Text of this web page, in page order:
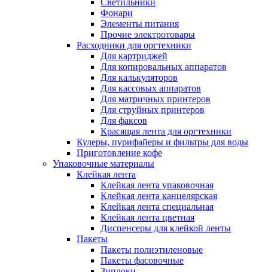
Светильники
Фонари
Элементы питания
Прочие электротовары
Расходники для оргтехники
Для картриджей
Для копировальных аппаратов
Для калькуляторов
Для кассовых аппаратов
Для матричных принтеров
Для струйных принтеров
Для факсов
Красящая лента для оргтехники
Кулеры, пурифайеры и фильтры для воды
Приготовление кофе
Упаковочные материалы
Клейкая лента
Клейкая лента упаковочная
Клейкая лента канцелярская
Клейкая лента специальная
Клейкая лента цветная
Диспенсеры для клейкой ленты
Пакеты
Пакеты полиэтиленовые
Пакеты фасовочные